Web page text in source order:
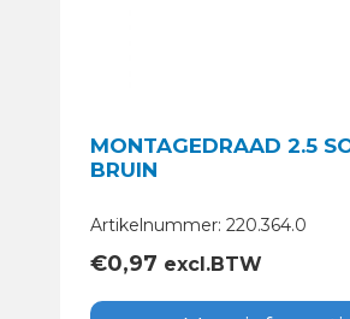
MONTAGEDRAAD 2.5
BRUIN
Artikelnummer: 220.364.0
€0,97 excl.BTW